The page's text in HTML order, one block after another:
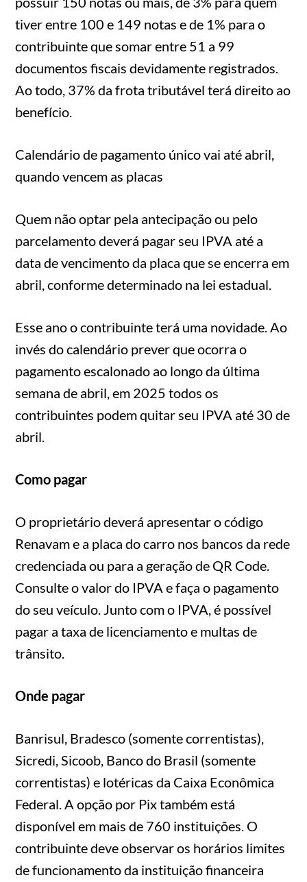
tiver entre 100 e 149 notas e de 1% para o
contribuinte que somar entre 51 a 99
documentos fiscais devidamente registrados.
Ao todo, 37% da frota tributável terá direito ao
benefício.
Calendário de pagamento único vai até abril,
quando vencem as placas
Quem não optar pela antecipação ou pelo
parcelamento deverá pagar seu IPVA até a
data de vencimento da placa que se encerra em
abril, conforme determinado na lei estadual.
Esse ano o contribuinte terá uma novidade. Ao
invés do calendário prever que ocorra o
pagamento escalonado ao longo da última
semana de abril, em 2025 todos os
contribuintes podem quitar seu IPVA até 30 de
abril.
Como pagar
O proprietário deverá apresentar o código
Renavam e a placa do carro nos bancos da rede
credenciada ou para a geração de QR Code.
Consulte o valor do IPVA e faça o pagamento
do seu veículo. Junto com o IPVA, é possível
pagar a taxa de licenciamento e multas de
trânsito.
Onde pagar
Banrisul, Bradesco (somente correntistas),
Sicredi, Sicoob, Banco do Brasil (somente
correntistas) e lotéricas da Caixa Econômica
Federal. A opção por Pix também está
disponível em mais de 760 instituições. O
contribuinte deve observar os horários limites
de funcionamento da instituição financeira